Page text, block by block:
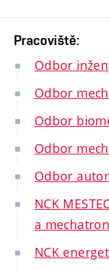
Pracoviště:
Odbor
Odbor
Odbor
Odbor
Odbor
NCK
a
NCK